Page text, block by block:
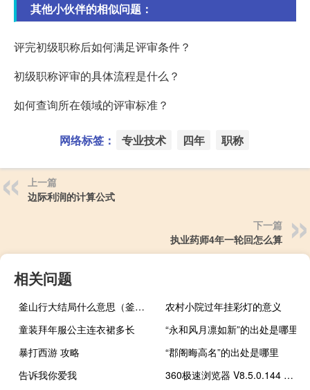
其他小伙伴的相似问题：
评完初级职称后如何满足评审条件？
初级职称评审的具体流程是什么？
如何查询所在领域的评审标准？
网络标签： 专业技术 四年 职称
上一篇
边际利润的计算公式
下一篇
执业药师4年一轮回怎么算
相关问题
釜山行大结局什么意思（釜山行结局什么意思）
农村小院过年挂彩灯的意义
童装拜年服公主连衣裙多长
“永和风月凛如新”的出处是哪里
暴打西游 攻略
“郡阁晦高名”的出处是哪里
告诉我你爱我
360极速浏览器 V8.5.0.144 官方版（360极速浏览器 V8.5.0.144 官方版功能简介）